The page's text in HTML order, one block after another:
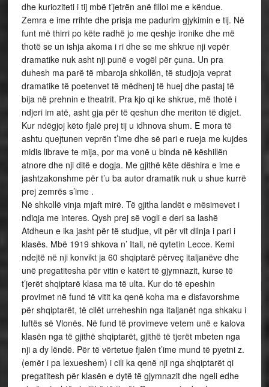
dhe kurioziteti i tij mbë t’jetrën anë filloi me e këndue.
Zemra e ime rrihte dhe prisja me padurim gjykimin e tij. Në
funt më thirri po këte radhë jo me qeshje ironike dhe më
thotë se un ishja akoma i ri dhe se me shkrue nji vepër
dramatike nuk asht nji punë e vogël për çuna. Un pra
duhesh ma parë të mbaroja shkollën, të studjoja veprat
dramatike të poetenvet të mëdhenj të huej dhe pastaj të
bija në prehnin e theatrit. Pra kjo qi ke shkrue, më thotë i
ndjeri im atë, asht gja për të qeshun dhe meriton të digjet.
Kur ndëgjoj këto fjalë prej tij u idhnova shum. E mora të
ashtu quejtunen veprën t’ime dhe së pari e rueja me kujdes
midis librave te mija, por ma vonë u binda në këshillën
atnore dhe nji ditë e dogja. Me gjithë këte dëshira e ime e
jashtzakonshme për t’u ba autor dramatik nuk u shue kurrë
prej zemrës s’ime .
Në shkollë vinja mjaft mirë. Të gjitha landët e mësimevet i
ndiqja me interes. Qysh prej së vogli e deri sa lashë
Atdheun e ika jasht për të studjue, vit për vit dilnja i pari i
klasës. Mbë 1919 shkova n’ Itali, në qytetin Lecce. Kemi
ndejtë në nji konvikt ja 60 shqiptarë përveç italjanëve dhe
unë pregatitesha për vitin e katërt të gjymnazit, kurse të
t’jerët shqiptarë klasa ma të ulta. Kur do të epeshin
provimet në fund të vitit ka qenë koha ma e disfavorshme
për shqiptarët, të cilët urreheshin nga italjanët nga shkaku i
luftës së Vlonës. Në fund të provimeve vetem unë e kalova
klasën nga të gjithë shqiptarët, gjithë të tjerët mbeten nga
nji a dy lëndë. Për të vërtetue fjalën t’ime mund të pyetni z.
(emër i pa lexueshem) i cili ka qenë nji nga shqiptarët qi
pregatitesh për klasën e dytë të gjymnazit dhe ngeli edhe